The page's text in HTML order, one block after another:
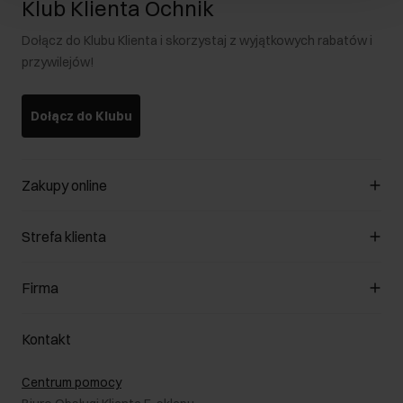
Klub Klienta Ochnik
Dołącz do Klubu Klienta i skorzystaj z wyjątkowych rabatów i
przywilejów!
Dołącz do Klubu
Zakupy online
Zarządzaj cookies
Formy płatności
Jak dokonać zwrotu?
Strefa klienta
Klub Klienta
Zwróć produkty
W podróży
Firma
O nas
Salony
B2B - Sprzedaż dla firm
Kontakt
Centrum pomocy